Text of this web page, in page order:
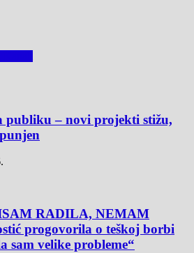
publiku – novi projekti stižu,
RADILA, NEMAM
progovorila o teškoj borbi
sam velike probleme“